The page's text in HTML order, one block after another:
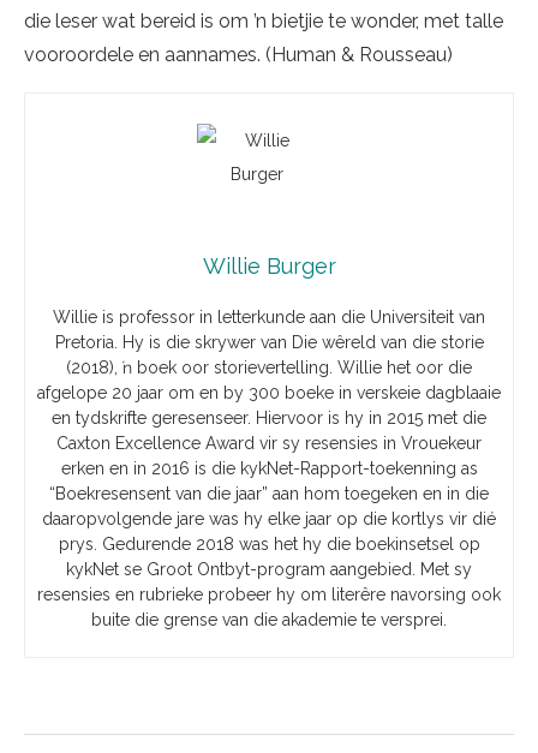
die leser wat bereid is om ’n bietjie te wonder, met talle
vooroordele en aannames. (Human & Rousseau)
Willie Burger
Willie is professor in letterkunde aan die Universiteit van
Pretoria. Hy is die skrywer van Die wêreld van die storie
(2018), ŉ boek oor storievertelling. Willie het oor die
afgelope 20 jaar om en by 300 boeke in verskeie dagblaaie
en tydskrifte geresenseer. Hiervoor is hy in 2015 met die
Caxton Excellence Award vir sy resensies in Vrouekeur
erken en in 2016 is die kykNet-Rapport-toekenning as
“Boekresensent van die jaar” aan hom toegeken en in die
daaropvolgende jare was hy elke jaar op die kortlys vir dié
prys. Gedurende 2018 was het hy die boekinsetsel op
kykNet se Groot Ontbyt-program aangebied. Met sy
resensies en rubrieke probeer hy om literêre navorsing ook
buite die grense van die akademie te versprei.